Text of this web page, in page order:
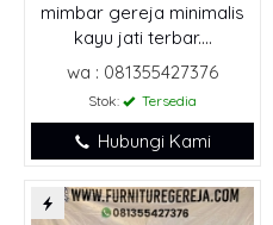
mimbar gereja minimalis
kayu jati terbar....
wa : 081355427376
Stok: Tersedia
Hubungi Kami